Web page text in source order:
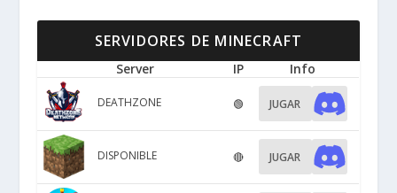
SERVIDORES DE MINECRAFT
Server IP Info
DEATHZONE 🟢 JUGAR
DISPONIBLE 🔴 JUGAR